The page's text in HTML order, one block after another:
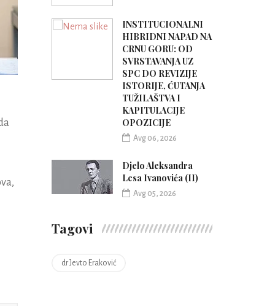
INSTITUCIONALNI
HIBRIDNI NAPAD NA
CRNU GORU: OD
SVRSTAVANJA UZ
SPC DO REVIZIJE
ISTORIJE, ĆUTANJA
TUŽILAŠTVA I
KAPITULACIJE
OPOZICIJE
Avg 06, 2026
Djelo Aleksandra
Lesa Ivanovića (II)
Avg 05, 2026
Tagovi
dr Jevto Eraković